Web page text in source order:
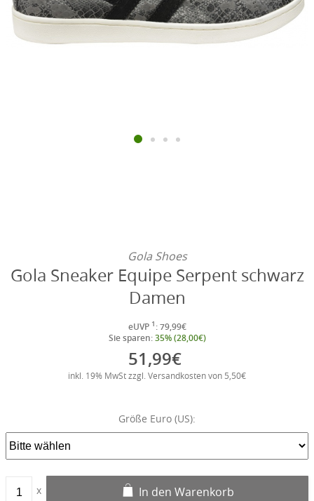
Gola Shoes
Gola Sneaker Equipe Serpent schwarz
Damen
eUVP 1 : 79,99€
Sie sparen:35% (28,00€)
51,99€
inkl. 19% MwSt zzgl. Versandkosten von 5,50€
Größe Euro (US):
In den Warenkorb